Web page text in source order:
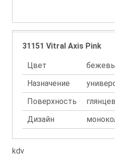
31151 Vitral Axis Pink
Цвет
Назначение
Поверхность
Дизайн
kdv